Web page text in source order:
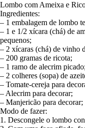
Lombo com Ameixa e
Ingredientes:
– 1 embalagem de lombo
– 1 e 1/2 xícara (chá) de
pequenos;
– 2 xícaras (chá) de vinho
– 200 gramas de ricota;
– 1 ramo de alecrim picado;
– 2 colheres (sopa) de
– Tomate-cereja para
– Alecrim para decorar;
– Manjericão para decorar;
Modo de fazer:
1. Descongele o lombo